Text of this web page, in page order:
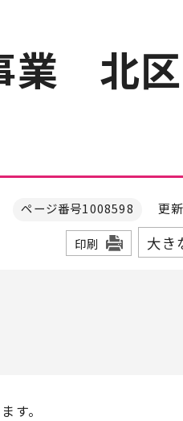
業 北
ページ番号1008598 更新
印刷 大き
す。